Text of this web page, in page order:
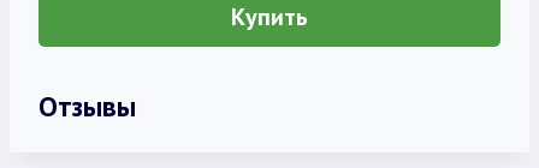
Купить
Отзывы